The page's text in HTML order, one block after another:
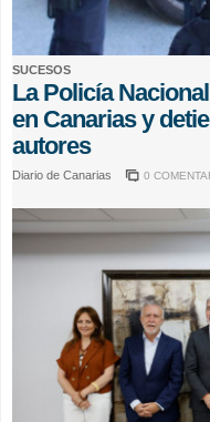
SUCESOS
La Policía
en Canarias y
autores
Diario de Canarias 0